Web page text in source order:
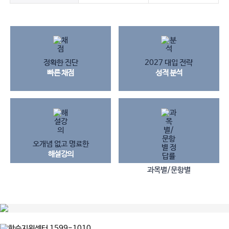
정확한 진단
빠른 채점
2027 대입 전략
성적 분석
오개념 없고 명료한
해설강의
과목별/문항별